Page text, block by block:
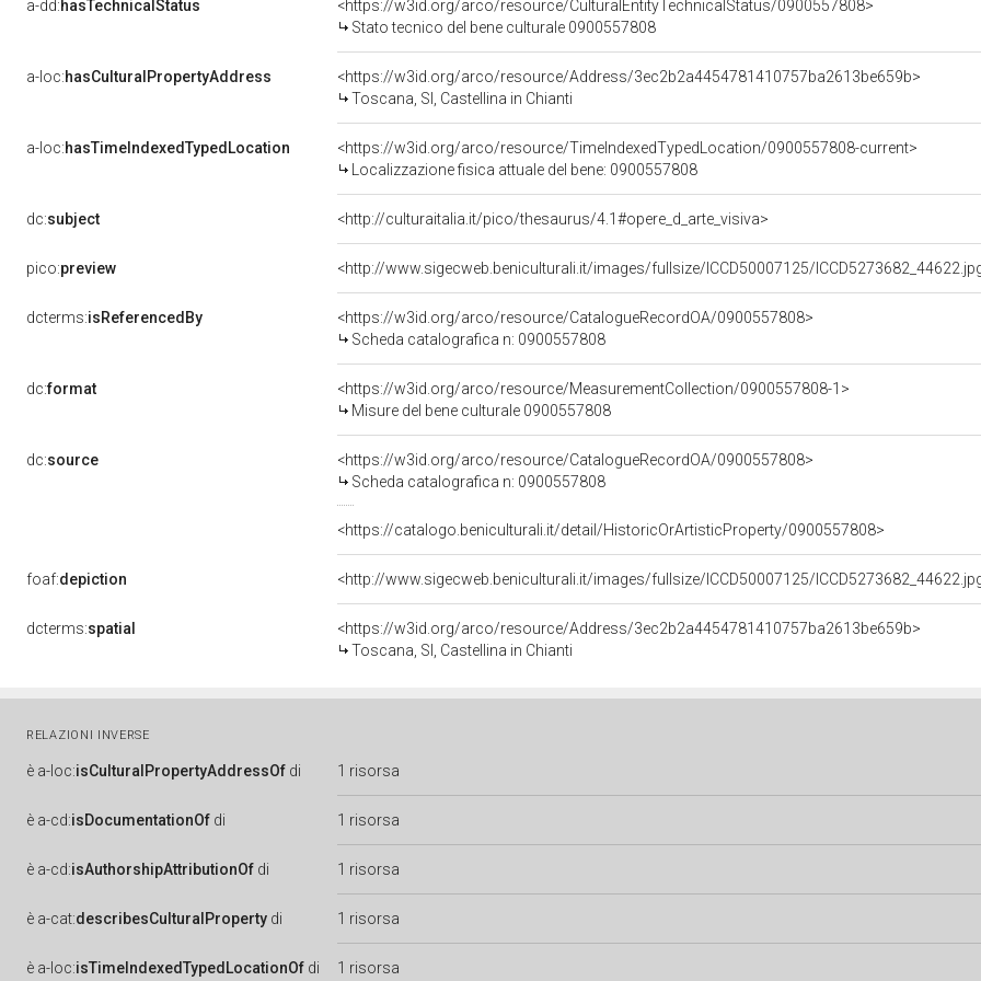
a-dd:hasTechnicalStatus
<https://w3id.org/arco/resource/CulturalEntityTechnicalStatus/0900557808>
Stato tecnico del bene culturale 0900557808
a-loc:hasCulturalPropertyAddress
<https://w3id.org/arco/resource/Address/3ec2b2a4454781410757ba2613be659b>
Toscana, SI, Castellina in Chianti
a-loc:hasTimeIndexedTypedLocation
<https://w3id.org/arco/resource/TimeIndexedTypedLocation/0900557808-current>
Localizzazione fisica attuale del bene: 0900557808
dc:subject <http://culturaitalia.it/pico/thesaurus/4.1#opere_d_arte_visiva>
pico:preview <http://www.sigecweb.beniculturali.it/images/fullsize/ICCD50007125/
dcterms:isReferencedBy
<https://w3id.org/arco/resource/CatalogueRecordOA/0900557808>
Scheda catalografica n: 0900557808
dc:format
<https://w3id.org/arco/resource/MeasurementCollection/0900557808-1>
Misure del bene culturale 0900557808
dc:source
<https://w3id.org/arco/resource/CatalogueRecordOA/0900557808>
Scheda catalografica n: 0900557808
<https://catalogo.beniculturali.it/detail/HistoricOrArtisticProperty/0900557808>
foaf:depiction <http://www.sigecweb.beniculturali.it/images/fullsize/ICCD50007125/
dcterms:spatial
<https://w3id.org/arco/resource/Address/3ec2b2a4454781410757ba2613be659b>
Toscana, SI, Castellina in Chianti
RELAZIONI INVERSE
è a-loc:isCulturalPropertyAddressOf di 1 risorsa
è a-cd:isDocumentationOf di 1 risorsa
è a-cd:isAuthorshipAttributionOf di 1 risorsa
è a-cat:describesCulturalProperty di 1 risorsa
è a-loc:isTimeIndexedTypedLocationOf di 1 risorsa